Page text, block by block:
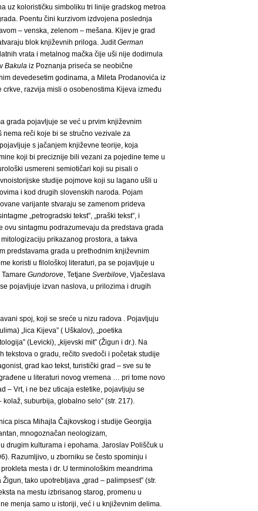
uz kolorističku simboliku tri linije gradskog metroa
Poentu čini kurzivom izdvojena poslednja
– venska, zelenom – mešana. Kijev je grad
blok književnih priloga. JuditGerman
vrata i metalnog mačka čije uši nije dodirnula
Bakula iz Poznanja priseća se neobične
devedesetim godinama, a Mileta Prodanovića iz
razvija misli o osobenostima Kijeva između
grada pojavljuje se već u prvim književnim
reči koje bi se stručno vezivale za
s jačanjem književne teorije, koja
koji bi preciznije bili vezani za pojedine teme u
usmereni semiotičari koji su pisali o
studije pojmove koji su lagano ušli u
i kod drugih slovenskih naroda. Pojam
varijante stvaraju se zamenom prideva
„petrogradski tekst”, „praški tekst”, i
ovu sintagmu podrazumevaju da predstava grada
prikazanog prostora, a takva
predstavama grada u prethodnim književnim
koristi u filološkoj literaturi, pa se pojavljuje u
Gundorove, Tetjane Sverbilove, Vjačeslava
pojavljuje izvan naslova, u prilozima i drugih
spoj, koji se sreće u nizu radova . Pojavljuju
„lica Kijeva” ( Uškalov), „poetika
(Levicki), „kijevski mit” (Žigun i dr.). Na
o gradu, rečito svedoči i početak studije
grad kao tekst, turistički grad – sve su te
u literaturi novog vremena … pri tome novo
– Vrt, i ne bez uticaja estetike, pojavljuju se
suburbija, globalno selo” (str. 217).
pisca Mihajla Čajkovskog i studije Georgija
mnogoznačan neologizam,
drugim kulturama i epohama. Jaroslav Poliščuk u
Razumljivo, u zborniku se često spominju i
mesta i dr. U terminološkim meandrima
tako upotrebljava „grad – palimpsest” (str.
na mestu izbrisanog starog, promenu u
menja samo u istoriji, već i u književnim delima.